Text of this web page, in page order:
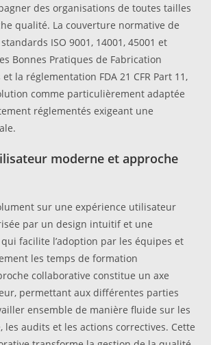
des organisations de toutes tailles
qualité. La couverture normative de
ISO 9001, 14001, 45001 et
Bonnes Pratiques de Fabrication
la réglementation FDA 21 CFR Part 11,
comme particulièrement adaptée
réglementés exigeant une
moderne et approche
sur une expérience utilisateur
par un design intuitif et une
facilite l’adoption par les équipes et
les temps de formation
collaborative constitue un axe
permettant aux différentes parties
ensemble de manière fluide sur les
les audits et les actions correctives. Cette